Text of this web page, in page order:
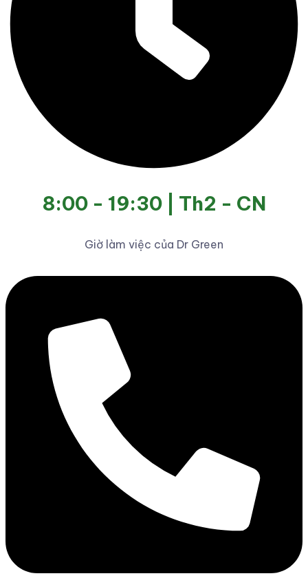
8:00 - 19:30 | Th2 - CN
Giờ làm việc của Dr Green